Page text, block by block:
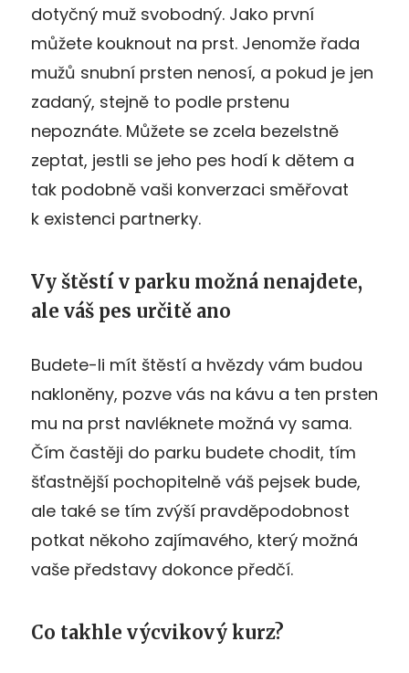
dotyčný muž svobodný. Jako první
můžete kouknout na prst. Jenomže řada
mužů snubní prsten nenosí, a pokud je jen
zadaný, stejně to podle prstenu
nepoznáte. Můžete se zcela bezelstně
zeptat, jestli se jeho pes hodí k dětem a
tak podobně vaši konverzaci směřovat
k existenci partnerky.
Vy štěstí v parku možná nenajdete,
ale váš pes určitě ano
Budete-li mít štěstí a hvězdy vám budou
nakloněny, pozve vás na kávu a ten prsten
mu na prst navléknete možná vy sama.
Čím častěji do parku budete chodit, tím
šťastnější pochopitelně váš pejsek bude,
ale také se tím zvýší pravděpodobnost
potkat někoho zajímavého, který možná
vaše představy dokonce předčí.
Co takhle výcvikový kurz?